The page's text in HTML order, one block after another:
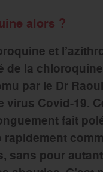
alors ?
et
de la
par le Dr
virus Covid-19.
fait
rapidement
sans pour